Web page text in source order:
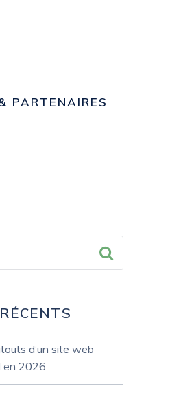
PARTENAIRES
d’un site web
en 2026